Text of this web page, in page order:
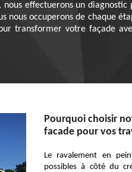
effectuerons un diagnostic
occuperons de chaque
transformer votre façade
Pourquoi choisir
facade pour vos
Le ravalement en
possibles à côté du